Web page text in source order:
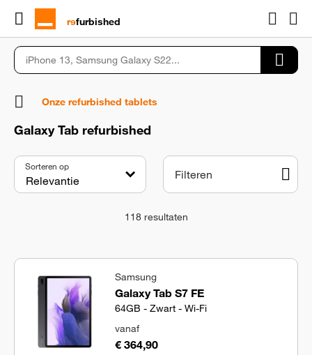
rɘfurbished
Onze refurbished tablets
Galaxy Tab refurbished
118resultaten
Sorteren op
Filteren
Samsung
Galaxy Tab S7 FE
64GB - Zwart - Wi-Fi
vanaf
€ 364,90